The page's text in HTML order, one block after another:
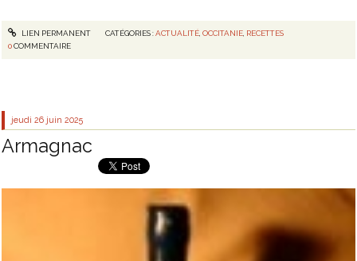
LIEN PERMANENT CATÉGORIES :ACTUALITÉ, OCCITANIE, RECETTES
0COMMENTAIRE
jeudi 26 juin 2025
Armagnac